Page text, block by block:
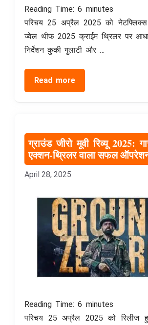
Reading Time:6 minutes
परिचय 25 अप्रैल 2025 को
ज्वेल थीफ 2025 क्राईम थ्रिलर पर
निर्देशन कुकी गुलाटी और …
Read more
ग्राउंड जीरो मूवी रिव्यू 2025:
एक्शन-थ्रिलर वाला सफल
April 28, 2025
Reading Time:6 minutes
परिचय 25 अप्रैल 2025 को रिलीज